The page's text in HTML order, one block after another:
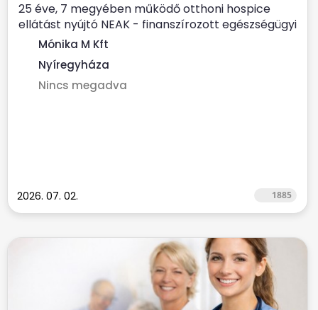
25 éve, 7 megyében működő otthoni hospice
ellátást nyújtó NEAK - finanszírozott egészségügyi
szolgálat...
Mónika M Kft
Nyíregyháza
Nincs megadva
2026. 07. 02. 1885